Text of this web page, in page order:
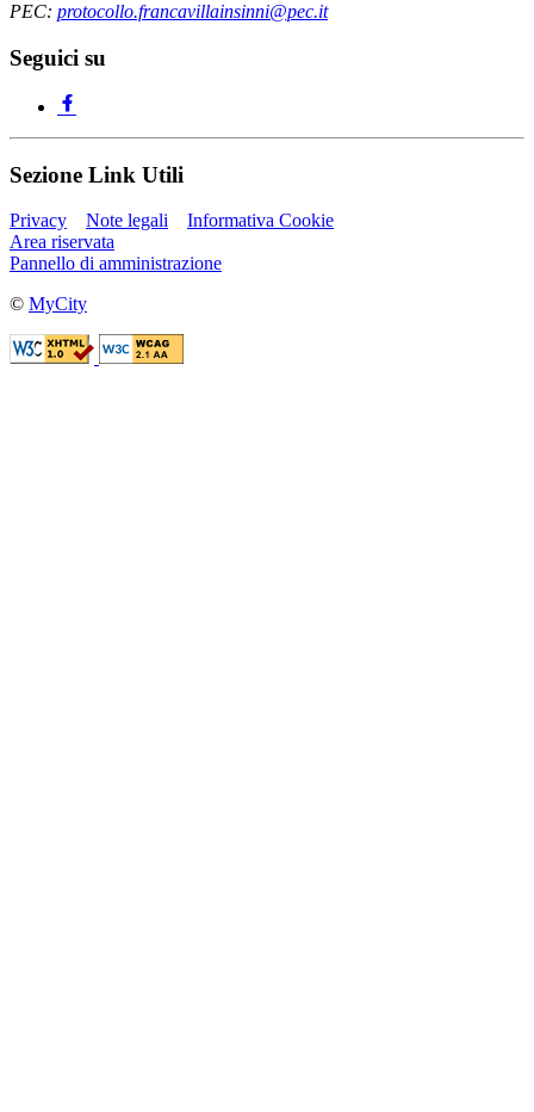
PEC: protocollo.francavillainsinni@pec.it
Seguici su
Sezione Link Utili
Privacy Note legali
Informativa Cookie
Area riservata
Pannello di amministrazione
© MyCity